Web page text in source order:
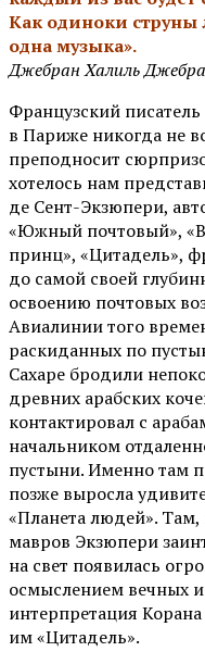
Как одиноки струны
одна музыка».
Джебран Халиль
Французский
в Париже никогда не
преподносит
хотелось нам
де Сент-Экзюпери,
«Южный почтовый»,
принц», «Цитадель»,
до самой своей
освоению почтовых
Авиалинии того
раскиданных по
Сахаре бродили
древних арабских
контактировал с
начальником
пустыни. Именно там
позже выросла
«Планета людей». Там,
мавров Экзюпери
на свет появилась
осмыслением вечных
интерпретация
им «Цитадель».